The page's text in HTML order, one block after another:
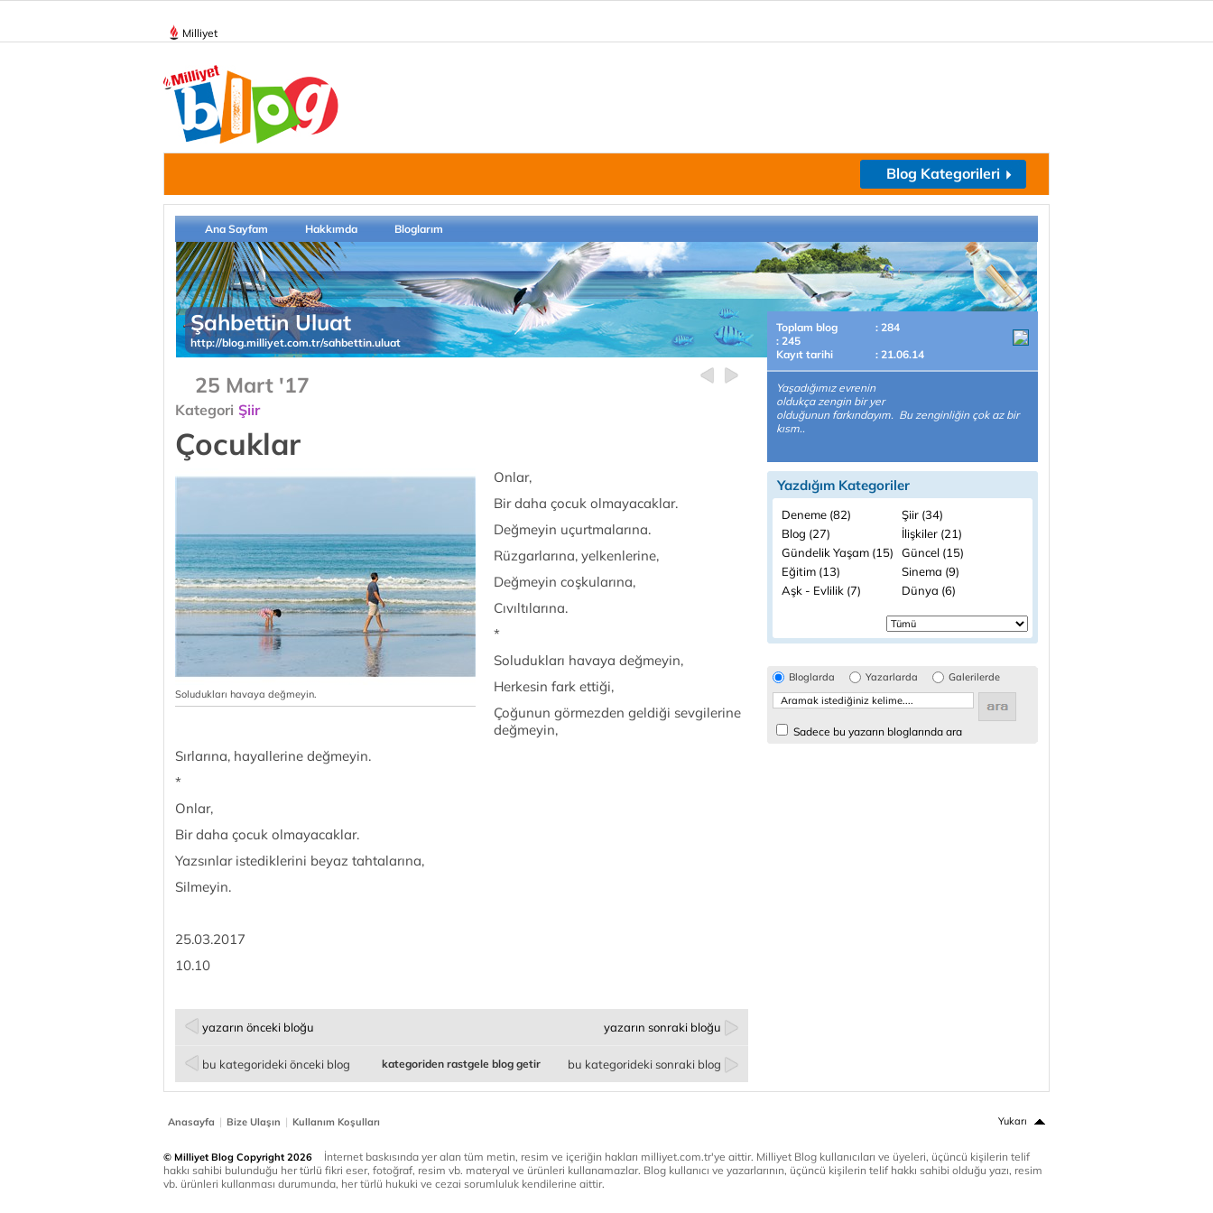
Milliyet
Blog Kategorileri
Ana Sayfam Hakkımda Bloglarım
Şahbettin Uluat
http://blog.milliyet.com.tr/sahbettin.uluat
25 Mart '17
Kategori Şiir
Çocuklar
Soludukları havaya değmeyin.
Onlar,
Bir daha çocuk olmayacaklar.
Değmeyin uçurtmalarına.
Rüzgarlarına, yelkenlerine,
Değmeyin coşkularına,
Cıvıltılarına.
*
Soludukları havaya değmeyin,
Herkesin fark ettiği,
Çoğunun görmezden geldiği sevgilerine
değmeyin,
Sırlarına, hayallerine değmeyin.
*
Onlar,
Bir daha çocuk olmayacaklar.
Yazsınlar istediklerini beyaz tahtalarına,
Silmeyin.
25.03.2017
10.10
yazarın önceki bloğu yazarın sonraki bloğu
bu kategorideki önceki blog bu kategorideki sonraki blog
kategoriden rastgele blog getir
Toplam blog
: 284
: 245
Kayıt tarihi
: 21.06.14
Yaşadığımız evrenin
oldukça zengin bir yer
olduğunun farkındayım. Bu zenginliğin çok az bir
kısm..
Yazdığım Kategoriler
Deneme (82)
Şiir (34)
Blog (27)
İlişkiler (21)
Gündelik Yaşam (15)
Güncel (15)
Eğitim (13)
Sinema (9)
Aşk - Evlilik (7)
Dünya (6)
Bloglarda Yazarlarda Galerilerde
Sadece bu yazarın bloglarında ara
Anasayfa | Bize Ulaşın | Kullanım Koşulları Yukarı
© Milliyet Blog Copyright 2026
İnternet baskısında yer alan tüm metin, resim ve içeriğin hakları milliyet.com.tr'ye aittir. Milliyet Blog kullanıcıları ve üyeleri, üçüncü kişilerin telif
hakkı sahibi bulunduğu her türlü fikri eser, fotoğraf, resim vb. materyal ve ürünleri kullanamazlar. Blog kullanıcı ve yazarlarının, üçüncü kişilerin telif hakkı sahibi olduğu yazı, resim
vb. ürünleri kullanması durumunda, her türlü hukuki ve cezai sorumluluk kendilerine aittir.